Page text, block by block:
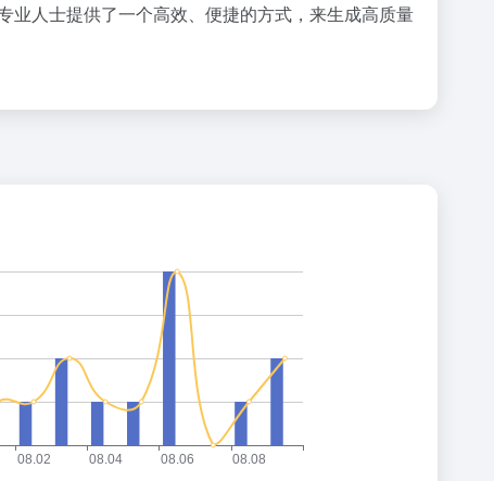
业人士提供了一个高效、便捷的方式，来生成高质量